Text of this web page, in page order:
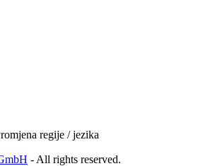
regije / jezika
- All rights reserved.